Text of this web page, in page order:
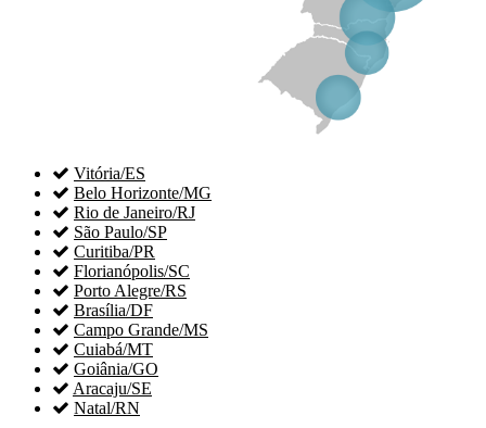
 Vitória/ES
 Belo Horizonte/MG
 Rio de Janeiro/RJ
 São Paulo/SP
 Curitiba/PR
 Florianópolis/SC
 Porto Alegre/RS
 Brasília/DF
 Campo Grande/MS
 Cuiabá/MT
 Goiânia/GO
 Aracaju/SE
 Natal/RN